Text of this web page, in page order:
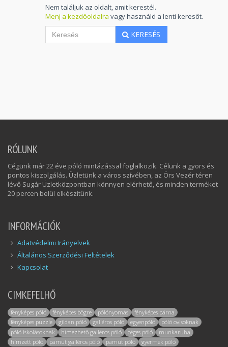
Nem találjuk az oldalt, amit kerestél.
Menj a kezdőoldalra vagy használd a lenti keresőt.
KERESÉS
RÓLUNK
Cégünk már 22 éve póló mintázással foglalkozik. Célunk a gyors és
pontos kiszolgálás. Üzletünk a város szívében, az Örs Vezér téren
lévő Sugár Üzletközpontban könnyen elérhető, és minden terméket
20 percen belül elkészítünk.
INFORMÁCIÓK
Adatvédelmi Irányelvek
Általános Szerződési Feltételek
Kapcsolat
CIMKEFELHŐ
fényképes póló fényképes bögre pólónyomás
fényképes párna
fényképes puzzle
gildan póló galléros póló egyenpóló
póló ovisoknak
póló iskolásoknak
hímezhető galléros póló céges póló
munkaruha
hímzett póló
pamut galléros póló pamut póló
gyermek póló